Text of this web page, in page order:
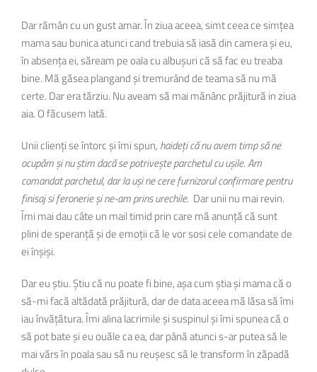
Dar rămân cu un gust amar. În ziua aceea, simt ceea ce simțea
mama sau bunica atunci cand trebuia să iasă din camera și eu,
în absența ei, săream pe oala cu albușuri că să fac eu treaba
bine. Mă găsea plangand și tremurând de teama să nu mă
certe. Dar era tărziu. Nu aveam să mai mănânc prăjitură in ziua
aia. O făcusem lată.
Unii clienți se întorc și îmi spun, haideți că nu avem timp să ne
ocupăm și nu știm dacă se potrivește parchetul cu ușile. Am
comandat parchetul, dar la uși ne cere furnizorul confirmare pentru
finisaj si feronerie și ne-am prins urechile. Dar unii nu mai revin.
Îmi mai dau câte un mail timid prin care mă anunță că sunt
plini de speranță și de emoții că le vor sosi cele comandate de
ei înșiși.
Dar eu știu. Știu că nu poate fi bine, așa cum știa și mama că o
să-mi facă altădată prăjitură, dar de data aceea mă lăsa să îmi
iau învățătura. Îmi alina lacrimile și suspinul și îmi spunea că o
să pot bate și eu ouăle ca ea, dar până atunci s-ar putea să le
mai vărs în poala sau să nu reușesc să le transform în zăpadă